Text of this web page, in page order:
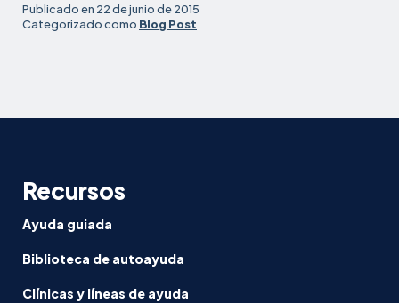
Publicado en 22 de junio de 2015
Categorizado como Blog Post
Recursos
Ayuda guiada
Biblioteca de autoayuda
Clínicas y líneas de ayuda